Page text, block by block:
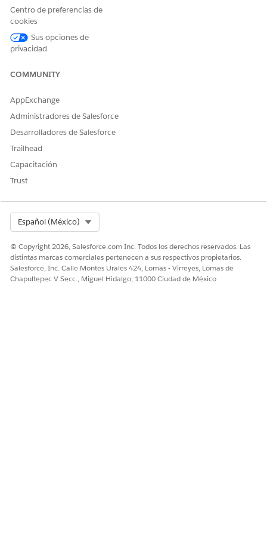
Realización manual
Este proceso de servicio enruta la solicitud de realización
manual al equipo de TI. Puede crear un flujo en Flow Builder
gestores o realización automatizada.
Integración
Esta plantilla no incluye ninguna integración preconfigurada
para admisión o realización. Utilice Flow Builder para crear
flujos personalizados con conectores que definen cómo se
¿RESOLVIÓ ESTE ARTÍCULO SU PROBLEMA?
¡Háganos saber cómo podemos mejorar!
No
Centro de preferencias de
cookies
Sus opciones de
privacidad
COMMUNITY
AppExchange
Administradores de Salesforce
Desarrolladores de Salesforce
Trailhead
Capacitación
Trust
Español (México)
© Copyright 2026, Salesforce.com Inc. Todos los derechos reservados. Las
distintas marcas comerciales pertenecen a sus respectivos propietarios.
Salesforce, Inc. Calle Montes Urales 424, Lomas - Virreyes, Lomas de
Chapultepec V Secc., Miguel Hidalgo, 11000 Ciudad de México